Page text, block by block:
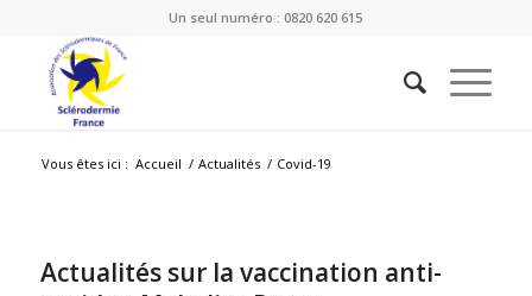
Un seul numéro : 0820 620 615
Vous êtes ici : Accueil / Actualités / Covid-19
Actualités sur la vaccination anti-